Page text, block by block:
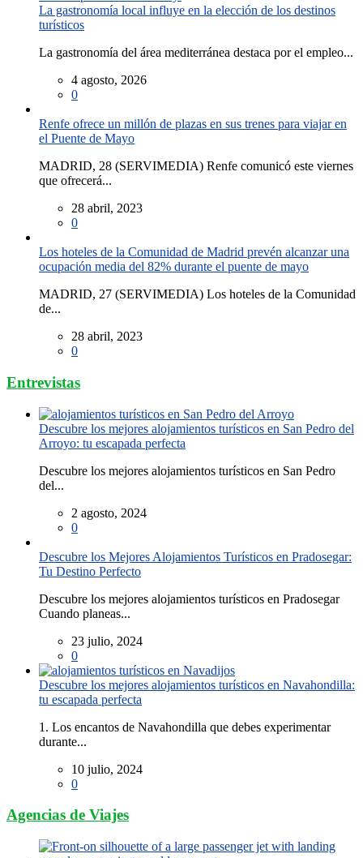
La gastronomía local influye en la elección de los destinos
turísticos
La gastronomía del área mediterránea destaca por el empleo...
4 agosto, 2026
0
Renfe ofrece un millón de plazas en sus trenes para viajar en
el Puente de Mayo
MADRID, 28 (SERVIMEDIA) Renfe comunicó este viernes
que ofrecerá...
28 abril, 2023
0
Los hoteles de la Comunidad de Madrid prevén alcanzar una
ocupación media del 82% durante el puente de mayo
MADRID, 27 (SERVIMEDIA) Los hoteles de la Comunidad
de...
28 abril, 2023
0
Entrevistas
Descubre los mejores alojamientos turísticos en San Pedro del
Arroyo: tu escapada perfecta
Descubre los mejores alojamientos turísticos en San Pedro
del...
2 agosto, 2024
0
Descubre los Mejores Alojamientos Turísticos en Pradosegar:
Tu Destino Perfecto
Descubre los mejores alojamientos turísticos en Pradosegar
Cuando planeas...
23 julio, 2024
0
Descubre los mejores alojamientos turísticos en Navahondilla:
tu escapada perfecta
1. Los encantos de Navahondilla que debes experimentar
durante...
10 julio, 2024
0
Agencias de Viajes